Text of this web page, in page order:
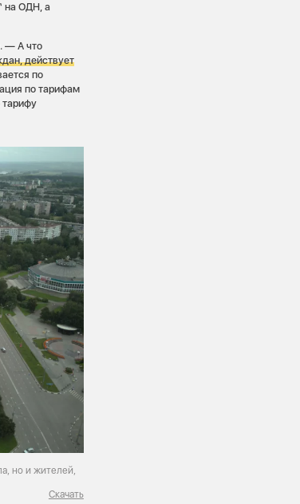
на ОДН, а
— А что
действует
по
по тарифам
тарифу
но и жителей,
Скачать